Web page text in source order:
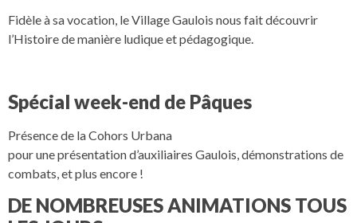
Fidèle à sa vocation, le Village Gaulois nous fait découvrir
l’Histoire de manière ludique et pédagogique.
Spécial week-end de Pâques
Présence de la Cohors Urbana
pour une présentation d’auxiliaires Gaulois, démonstrations de
combats, et plus encore !
DE NOMBREUSES ANIMATIONS TOUS